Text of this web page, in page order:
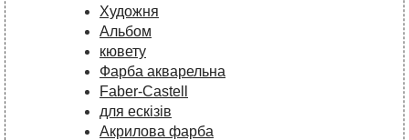
Художня
Альбом
кювету
Фарба акварельна
Faber-Castell
для ескізів
Акрилова фарба